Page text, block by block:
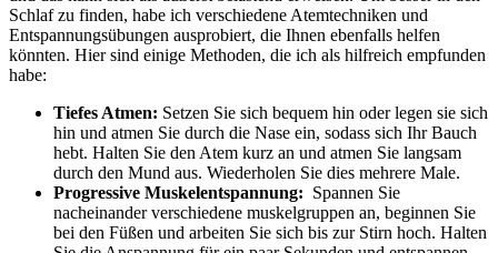
Schlaf zu ⁢finden, habe ich verschiedene Atemtechniken und
Entspannungsübungen ⁢ausprobiert, die Ihnen⁤ ebenfalls helfen
könnten. Hier sind einige Methoden, die ich als hilfreich empfunden​
habe:
Tiefes Atmen: Setzen‍ Sie sich bequem hin​ oder legen sie sich
hin und atmen‌ Sie durch die ​Nase ein, sodass ⁣sich ⁢Ihr Bauch
hebt. Halten Sie den Atem kurz an und atmen Sie langsam
durch den Mund‌ aus. Wiederholen Sie dies mehrere⁣ Male.
Progressive Muskelentspannung: ⁣ Spannen‌ Sie
nacheinander verschiedene muskelgruppen an, beginnen Sie
bei‍ den Füßen und‌ arbeiten ‍Sie sich bis zur Stirn hoch. Halten